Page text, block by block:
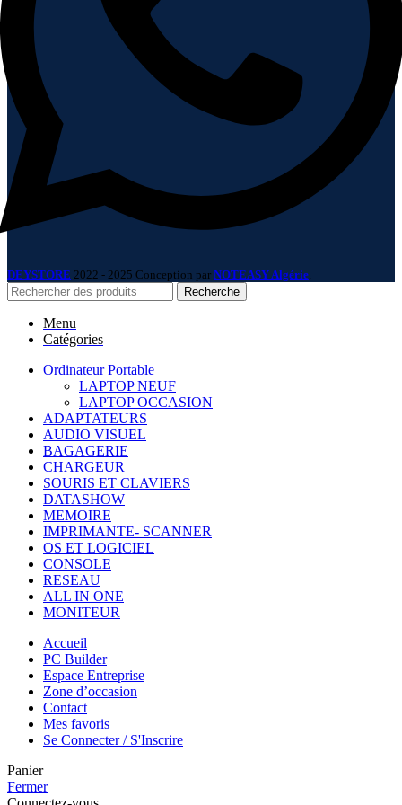
DEYSTORE 2022 - 2025 Conception par NOTEASY Algérie
Recherche
Menu
Catégories
Ordinateur Portable
LAPTOP NEUF
LAPTOP OCCASION
ADAPTATEURS
AUDIO VISUEL
BAGAGERIE
CHARGEUR
SOURIS ET CLAVIERS
DATASHOW
MEMOIRE
IMPRIMANTE- SCANNER
OS ET LOGICIEL
CONSOLE
RESEAU
ALL IN ONE
MONITEUR
Accueil
PC Builder
Espace Entreprise
Zone d’occasion
Contact
Mes favoris
Se Connecter / S'Inscrire
Panier
Fermer